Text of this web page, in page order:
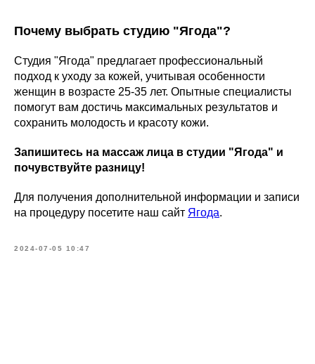
Почему выбрать студию "Ягода"?
Студия "Ягода" предлагает профессиональный
подход к уходу за кожей, учитывая особенности
женщин в возрасте 25-35 лет. Опытные специалисты
помогут вам достичь максимальных результатов и
сохранить молодость и красоту кожи.
Запишитесь на массаж лица в студии "Ягода" и
почувствуйте разницу!
Для получения дополнительной информации и записи
на процедуру посетите наш сайт Ягода.
2024-07-05 10:47